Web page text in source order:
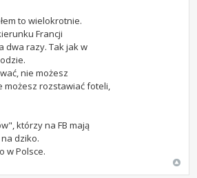
to wielokrotnie.
Francji
dwa razy. Tak jak w
nie możesz
możesz rozstawiać foteli,
którzy na FB mają
dziko.
w Polsce.